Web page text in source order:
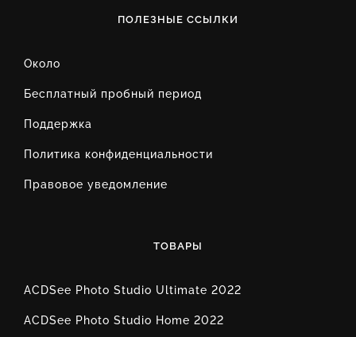
ПОЛЕЗНЫЕ ССЫЛКИ
Около
Бесплатный пробный период
Поддержка
Политика конфиденциальности
Правовое уведомление
ТОВАРЫ
ACDSee Photo Studio Ultimate 2022
ACDSee Photo Studio Home 2022